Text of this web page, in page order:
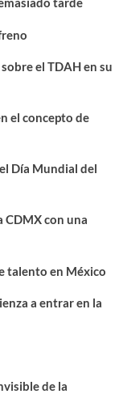
el TDAH en su
el concepto de
Día Mundial del
CDMX con una
talento en México
a entrar en la
de la